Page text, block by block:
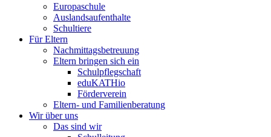
Europaschule
Auslandsaufenthalte
Schultiere
Für Eltern
Nachmittagsbetreuung
Eltern bringen sich ein
Schulpflegschaft
eduKATHio
Förderverein
Eltern- und Familienberatung
Wir über uns
Das sind wir